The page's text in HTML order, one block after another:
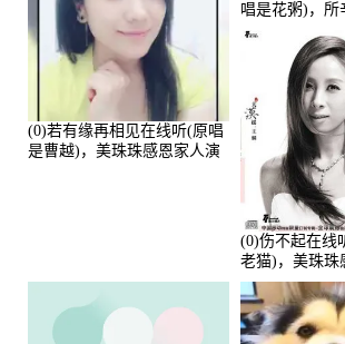
(0)若有缘再相见在线听(原唱
是曹越)，美珠珠感恩家人演
唱是花粥)，所
播:80720次
(0)伤不起在线
老猫)，美珠珠
点播:80218次